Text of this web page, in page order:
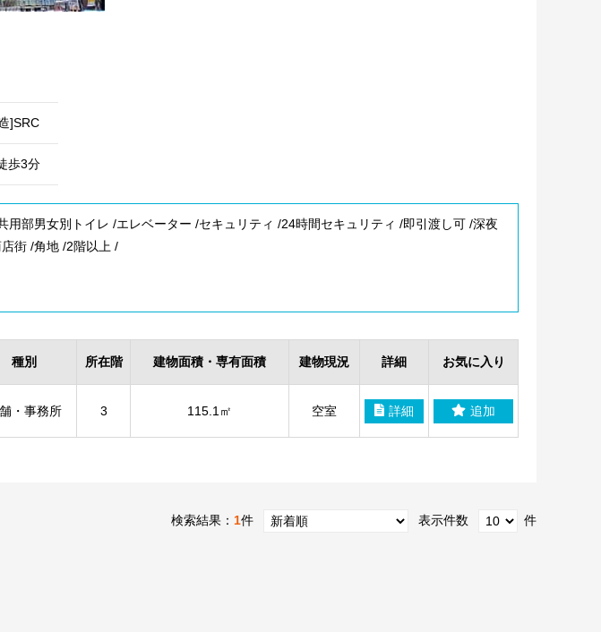
]SRC
歩3分
用部男女別トイレ /エレベーター /セキュリティ /24時間セキュリティ /即引渡し可 /深夜
街 /角地 /2階以上 /
種別 所在階 建物面積・専有面積 建物現況 詳細 お気に入り
・事務所 3 115.1㎡ 空室 詳細 追加
検索結果： 1件 表示件数 件